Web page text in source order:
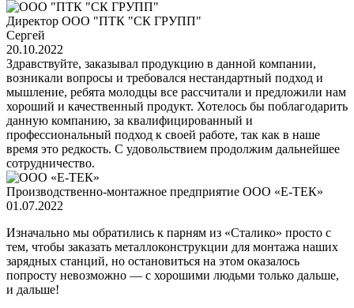
Директор ООО "ПТК "СК ГРУПП"
Сергей
20.10.2022
Здравствуйте, заказывал продукцию в данной компании,
возникали вопросы и требовался нестандартный подход и
мышление, ребята молодцы все рассчитали и предложили нам
хороший и качественный продукт. Хотелось бы поблагодарить
данную компанию, за квалифицированный и
профессиональный подход к своей работе, так как в наше
время это редкость. С удовольствием продолжим дальнейшее
сотрудничество.
Производственно-монтажное предприятие ООО «Е-ТЕК»
01.07.2022
Изначально мы обратились к парням из «Сталико» просто с
тем, чтобы заказать металлоконструкции для монтажа наших
зарядных станций, но остановиться на этом оказалось
попросту невозможно — с хорошими людьми только дальше,
и дальше!